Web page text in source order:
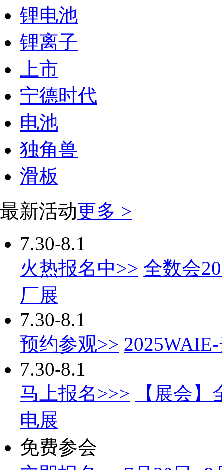
锂电池
锂离子
上市
宁德时代
电池
独角兽
滑板
最新活动更多 >
7.30-8.1
火热报名中>> 全数会
厂展
7.30-8.1
预约参观>>
7.30-8.1
马上报名>>>
【展会
电展
免费参会